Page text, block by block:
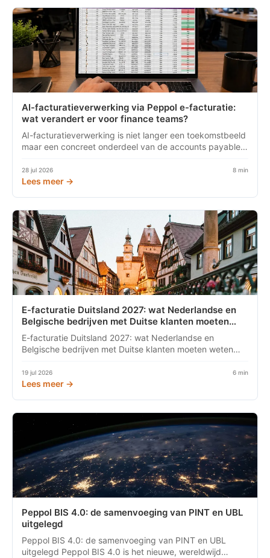
AI-facturatieverwerking via Peppol e-facturatie:
wat verandert er voor finance teams?
AI-facturatieverwerking is niet langer een toekomstbeeld
maar een concreet onderdeel van de accounts payable-
28 jul 2026 8 min
Lees meer →
E-facturatie Duitsland 2027: wat Nederlandse en
Belgische bedrijven met Duitse klanten moeten
weten
E-facturatie Duitsland 2027: wat Nederlandse en
Belgische bedrijven met Duitse klanten moeten weten
19 jul 2026 6 min
Lees meer →
Peppol BIS 4.0: de samenvoeging van PINT en UBL
uitgelegd
Peppol BIS 4.0: de samenvoeging van PINT en UBL
uitgelegd Peppol BIS 4.0 is het nieuwe, wereldwijd